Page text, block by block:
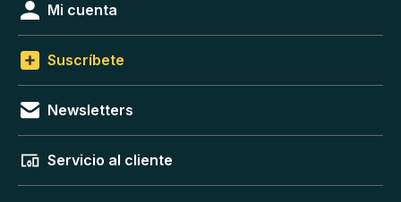
Mi cuenta
Suscríbete
Newsletters
Servicio al cliente